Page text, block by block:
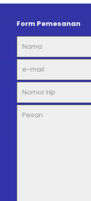
Form Pemesanan